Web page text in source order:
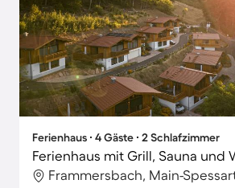
Ferienhaus ∙ 4 Gäste ∙ 2 Schlafzimmer
Frammersbach, Main-